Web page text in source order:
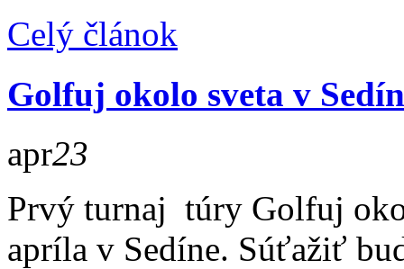
Celý článok
Golfuj okolo sveta v
apr23
Prvý turnaj túry Golfuj
apríla v Sedíne. Súťažiť